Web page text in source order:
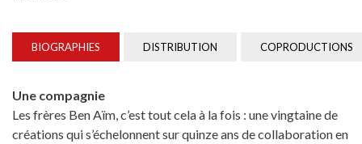
BIOGRAPHIES DISTRIBUTION COPRODUCTIONS
Une compagnie
Les frères Ben Aïm, c’est tout cela à la fois : une vingtaine de
créations qui s’échelonnent sur quinze ans de collaboration en